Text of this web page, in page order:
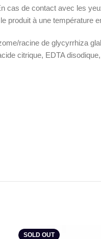
cas de contact avec les
produit à une température
racine de glycyrrhiza
citrique, EDTA
SOLD OUT